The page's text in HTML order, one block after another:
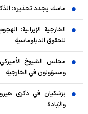
ماسك يجدد تحذيره:
الخارجية الإيرانية:
للحقوق الدبلوماسية
ومسؤولون في الخارجية
بزشكيان في ذكرى
والإبادة